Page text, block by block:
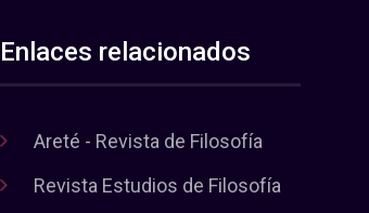
Enlaces relacionados
Areté - Revista de Filosofía
Revista Estudios de Filosofía